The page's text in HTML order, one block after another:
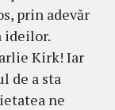
prin adevăr
ideilor.
Kirk! Iar
de a sta
ne